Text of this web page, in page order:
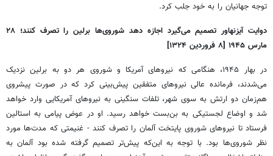
توجه جهانیان را به خود جلب کرد.
دوایت آیزنهاور تصمیم می‌گیرد اجازه دهد شوروی‌ها برلین را تصرف کنند؛ ۲۸
مارس ۱۹۴۵ [۸ فروردین ۱۳۲۴]
در بهار ۱۹۴۵، هنگامی که نیروهای آمریکا و شوروی هر دو به برلین نزدیک
می‌شدند، فرمانده عالی نیروهای متفقین پیش‌بینی کرد که در صورت پیشروی
هم‌زمان دو ارتش به سوی شهر، تلفات سنگینی به نیروهای آمریکایی وارد خواهد
شد و اوضاع لجستیکی به بن‌بست خواهد رسید. او در عوض پیامی به استالین
فرستاد تا نیروهای شوروی پایتخت آلمان را تصرف کنند - غنیمتی که مدت‌ها مورد
نظر شوروی‌ها بود. با توجه به این‌که پیش‌تر تصمیم گرفته شده بود آلمان به